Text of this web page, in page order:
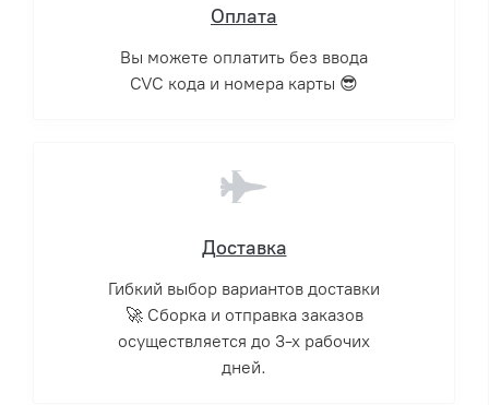
Оплата
Вы можете оплатить без ввода
CVC кода и номера карты 😎
Доставка
Гибкий выбор вариантов доставки
🚀 Сборка и отправка заказов
осуществляется до 3-х рабочих
дней.